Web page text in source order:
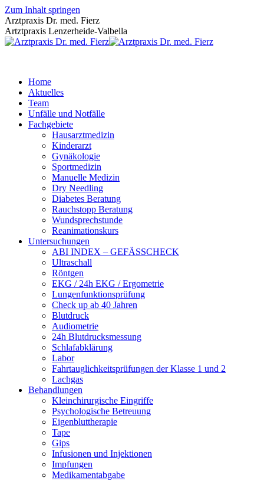
Zum Inhalt springen
Arztpraxis Dr. med. Fierz
Artztpraxis Lenzerheide-Valbella
Home
Aktuelles
Team
Unfälle und Notfälle
Fachgebiete
Hausarztmedizin
Kinderarzt
Gynäkologie
Sportmedizin
Manuelle Medizin
Dry Needling
Diabetes Beratung
Rauchstopp Beratung
Wundsprechstunde
Reanimationskurs
Untersuchungen
ABI INDEX – GEFÄSSCHECK
Ultraschall
Röntgen
EKG / 24h EKG / Ergometrie
Lungenfunktionsprüfung
Check up ab 40 Jahren
Blutdruck
Audiometrie
24h Blutdrucksmessung
Schlafabklärung
Labor
Fahrtauglichkeitsprüfungen der Klasse 1 und 2
Lachgas
Behandlungen
Kleinchirurgische Eingriffe
Psychologische Betreuung
Eigenbluttherapie
Tape
Gips
Infusionen und Injektionen
Impfungen
Medikamentabgabe